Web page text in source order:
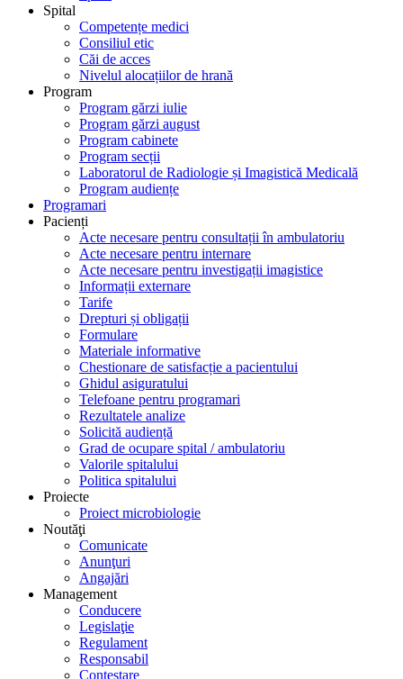
Spital
Competențe medici
Consiliul etic
Căi de acces
Nivelul alocațiilor de hrană
Program
Program gărzi iulie
Program gărzi august
Program cabinete
Program secții
Laboratorul de Radiologie și Imagistică Medicală
Program audiențe
Programari
Pacienți
Acte necesare pentru consultații în ambulatoriu
Acte necesare pentru internare
Acte necesare pentru investigații imagistice
Informații externare
Tarife
Drepturi și obligații
Formulare
Materiale informative
Chestionare de satisfacție a pacientului
Ghidul asiguratului
Telefoane pentru programari
Rezultatele analize
Solicită audiență
Grad de ocupare spital / ambulatoriu
Valorile spitalului
Politica spitalului
Proiecte
Proiect microbiologie
Noutăţi
Comunicate
Anunţuri
Angajări
Management
Conducere
Legislaţie
Regulament
Responsabil
Contestare